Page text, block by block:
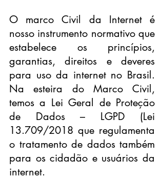
O marco Civil da Internet é
nosso instrumento normativo que
estabelece os princípios,
garantias, direitos e deveres
para uso da internet no Brasil.
Na esteira do Marco Civil,
temos a Lei Geral de Proteção
de Dados – LGPD (Lei
13.709/2018 que regulamenta
o tratamento de dados também
para os cidadão e usuários da
internet.